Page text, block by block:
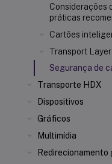
Considerações
práticas
Cartões
Transport
Segurança de
Transporte HDX
Dispositivos
Gráficos
Multimídia